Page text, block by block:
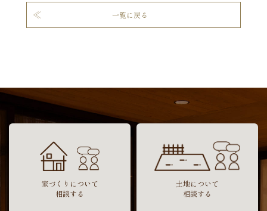
一覧に戻る
家づくりについて
相談する
土地について
相談する